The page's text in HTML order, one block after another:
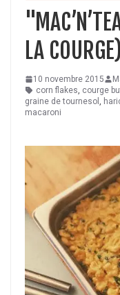
LA
10 novembre 2015
corn flakes, courge
graine de tournesol ,
macaroni